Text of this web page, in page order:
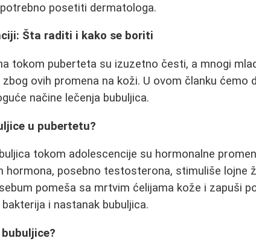
posetiti dermatologa.
Šta raditi i kako se boriti
tokom puberteta su izuzetno česti, a mnogi
ovih promena na koži. U ovom članku ćemo
načine lečenja bubuljica.
u pubertetu?
tokom adolescencije su hormonalne
hormona, posebno testosterona, stimuliše lojne
pomeša sa mrtvim ćelijama kože i zapuši
i nastanak bubuljica.